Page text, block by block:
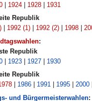
| 1924| 1928| 1931
Republik
| 1992 (1)| 1992 (2)| 1998|
:
Republik
| 1923| 1927| 1930
Republik
1986 1991 1995 2000
und Bürgermeisterwahlen: